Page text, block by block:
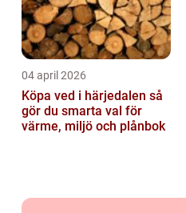
04 april 2026
Köpa ved i härjedalen så
gör du smarta val för
värme, miljö och plånbok